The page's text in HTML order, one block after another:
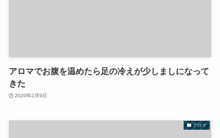
アロマでお腹を温めたら足の冷えが少しましになって
きた
2020年2月9日
アロマ